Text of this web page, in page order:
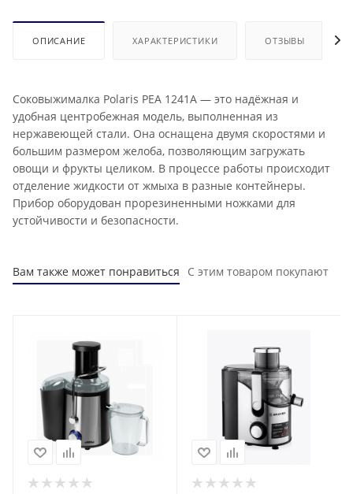
ОПИСАНИЕ ХАРАКТЕРИСТИКИ ОТЗЫВЫ
Соковыжималка Polaris PEA 1241A — это надёжная и
удобная центробежная модель, выполненная из
нержавеющей стали. Она оснащена двумя скоростями и
большим размером желоба, позволяющим загружать
овощи и фрукты целиком. В процессе работы происходит
отделение жидкости от жмыха в разные контейнеры.
Прибор оборудован прорезиненными ножками для
устойчивости и безопасности.
Вам также может понравиться С этим товаром покупают